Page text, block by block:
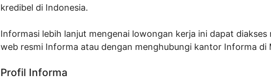
kredibel di Indonesia.
Informasi lebih lanjut mengenai lowongan kerja ini dapat diakses
web resmi Informa atau dengan menghubungi kantor Informa di
Profil Informa